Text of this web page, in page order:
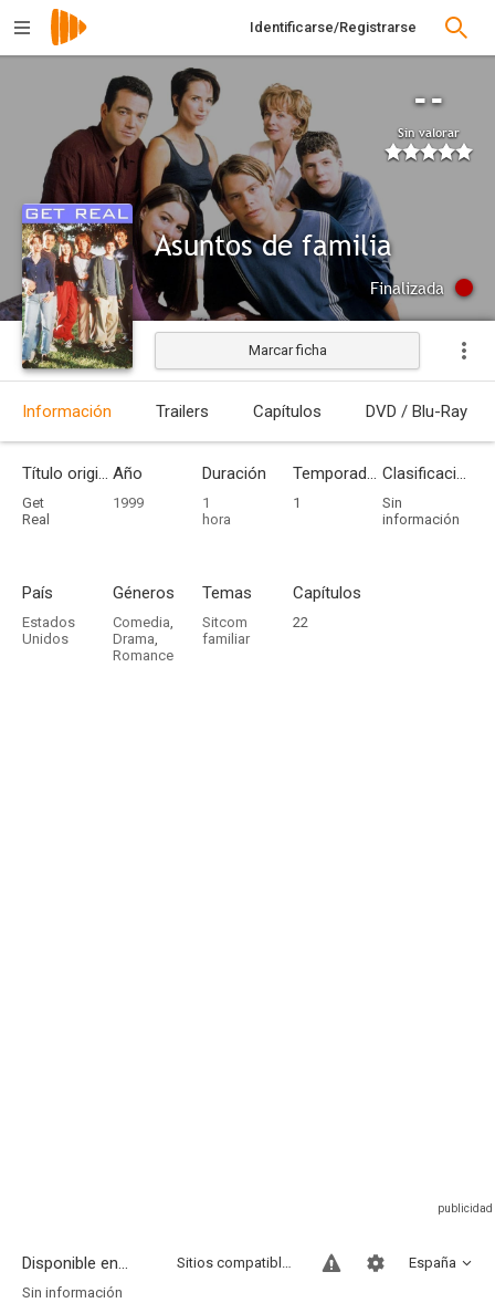
Identificarse/Registrarse
--
Sin valorar
Asuntos de familia
Finalizada
Marcar ficha
Información Trailers Capítulos DVD / Blu-Ray
Título original
Get
Real
Año
1999
Duración
1
hora
Temporadas
1
Clasificación por edades
Sin
información
País
Estados
Unidos
Géneros
Comedia,
Drama,
Romance
Temas
Sitcom
familiar
Capítulos
22
Disponible en... España
Sitios compatibles
Sin información